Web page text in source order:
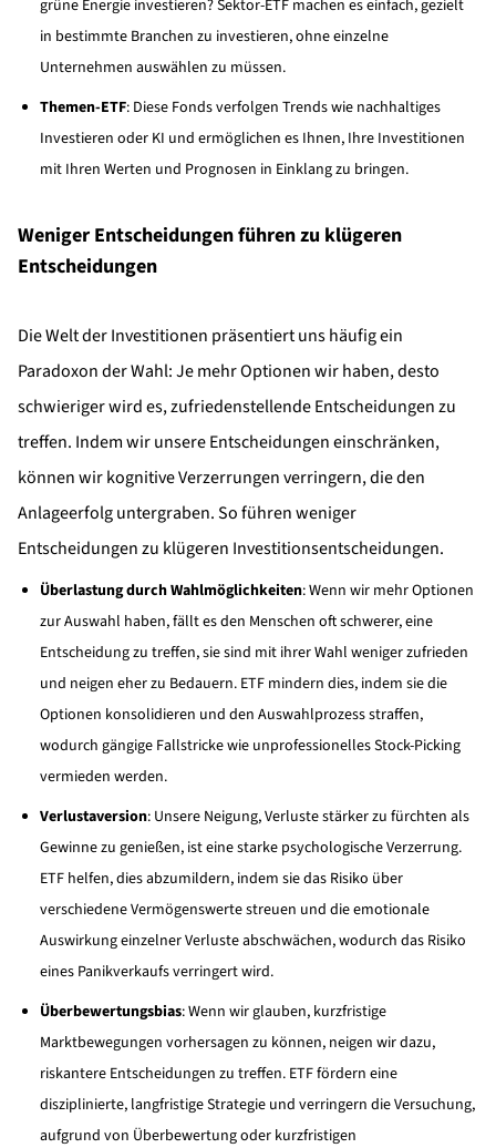
grüne Energie investieren? Sektor-ETF machen es einfach, gezielt
in bestimmte Branchen zu investieren, ohne einzelne
Unternehmen auswählen zu müssen.
Themen-ETF: Diese Fonds verfolgen Trends wie nachhaltiges
Investieren oder KI und ermöglichen es Ihnen, Ihre Investitionen
mit Ihren Werten und Prognosen in Einklang zu bringen.
Weniger Entscheidungen führen zu klügeren
Entscheidungen
Die Welt der Investitionen präsentiert uns häufig ein
Paradoxon der Wahl: Je mehr Optionen wir haben, desto
schwieriger wird es, zufriedenstellende Entscheidungen zu
treffen. Indem wir unsere Entscheidungen einschränken,
können wir kognitive Verzerrungen verringern, die den
Anlageerfolg untergraben. So führen weniger
Entscheidungen zu klügeren Investitionsentscheidungen.
Überlastung durch Wahlmöglichkeiten: Wenn wir mehr Optionen
zur Auswahl haben, fällt es den Menschen oft schwerer, eine
Entscheidung zu treffen, sie sind mit ihrer Wahl weniger zufrieden
und neigen eher zu Bedauern. ETF mindern dies, indem sie die
Optionen konsolidieren und den Auswahlprozess straffen,
wodurch gängige Fallstricke wie unprofessionelles Stock-Picking
vermieden werden.
Verlustaversion: Unsere Neigung, Verluste stärker zu fürchten als
Gewinne zu genießen, ist eine starke psychologische Verzerrung.
ETF helfen, dies abzumildern, indem sie das Risiko über
verschiedene Vermögenswerte streuen und die emotionale
Auswirkung einzelner Verluste abschwächen, wodurch das Risiko
eines Panikverkaufs verringert wird.
Überbewertungsbias: Wenn wir glauben, kurzfristige
Marktbewegungen vorhersagen zu können, neigen wir dazu,
riskantere Entscheidungen zu treffen. ETF fördern eine
disziplinierte, langfristige Strategie und verringern die Versuchung,
aufgrund von Überbewertung oder kurzfristigen